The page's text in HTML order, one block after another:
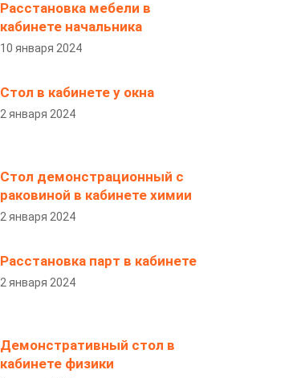
Расстановка мебели в
кабинете начальника
10 января 2024
Стол в кабинете у окна
2 января 2024
Стол демонстрационный с
раковиной в кабинете химии
2 января 2024
Расстановка парт в кабинете
2 января 2024
Демонстративный стол в
кабинете физики